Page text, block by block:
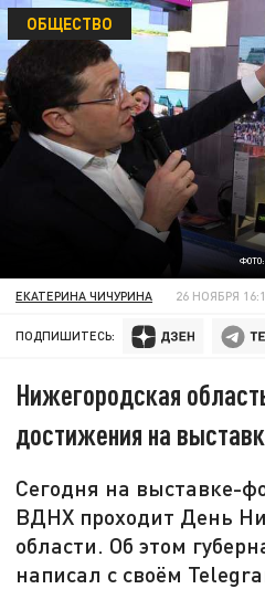
ОБЩЕСТВО
ЕКАТЕРИНА ЧИЧУРИНА 26 НОЯБРЯ
ПОДПИШИТЕСЬ:
Нижегородская
достижения на
Сегодня на выставке-
ВДНХ проходит День
области. Об этом
написал с своём